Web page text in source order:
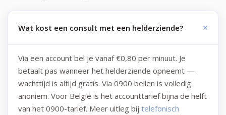
Wat kost een consult met een helderziende?
Via een account bel je vanaf €0,80 per minuut. Je
betaalt pas wanneer het helderziende opneemt —
wachttijd is altijd gratis. Via 0900 bellen is volledig
anoniem. Voor België is het accounttarief bijna de helft
van het 0900-tarief. Meer uitleg bij telefonisch